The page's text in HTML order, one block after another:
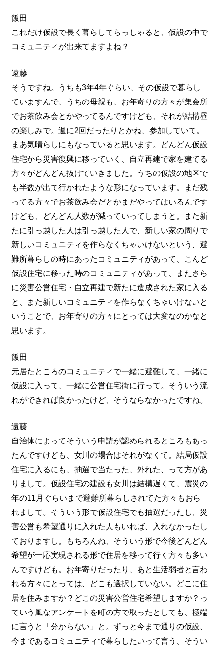
飯田
これだけ仮設で長く暮らしてらっしゃると、仮設の中で
コミュニティが出来てますよね？
遠藤
そうですね。うちも3年4年ぐらい、その仮設で暮らし
ていますんで、うちの母親も、お年寄りの方々が集会所
でお茶飲み会とかやってるんですけども、それが結構昼
の楽しみで。週に2回だったりとかね、参加していて。
まあ気晴らしにもなっていると思います。どんどん仮設
住宅から災害復興に移っていく、自立再建で家を建てる
方々がどんどん抜けていきました。うちの仮設の地区で
も半数が出て行かれたような形になっています。まだ残
ってる方々でお茶飲み会だとかまだやってはいるんです
けども、どんどん人数が減っていってしまうと。また新
たに引っ越した人は引っ越した人で、新しい家の周りで
新しいコミュニティを作らなくちゃいけないという、避
難所暮らしの時にあったコミュニティがあって、こんど
仮設住宅に移った時のコミュニティがあって、またさら
に災害公営住宅・自立再建で新たに造成された家に入る
と、また新しいコミュニティを作らなくちゃいけないと
いうことで、お年寄りの方々にとっては大変なのかなと
思います。
飯田
元居たところのコミュニティで一緒に避難して、一緒に
仮設に入って、一緒に公営住宅街に行って。そういう流
れができれば良かったけど、そうならなかったですね。
遠藤
自治体によってそういう申請が認められるところもあっ
たんですけども、女川の場合はそれがなくて。結局仮設
住宅に入るにも、抽選で当たった、外れた、って方があ
りまして。仮設住宅の建設も女川は結構遅くて、震災の
年の11月ぐらいまで避難所暮らしされてた方々もおら
れまして。そういう形で仮設住宅でも抽選だったし、災
害公営も希望通りに入れた人もいれば、入れなかったし
ておりますし。もちろんね、そういう形で今後どんどん
希望が一応実現される形で住居を移って行く方々も多い
んですけども。お年寄りだったり、あと生活弱者と言わ
れる方々にとっては、どこも選択していない。どこに住
居を住みますか？どこの災害公営住宅希望しますか？っ
ていう風なアンケートを町の方で取ったとしても、極端
に言うと「分からない」と。ずっと今まで通りの仮設、
今まであるコミュニティで暮らしたいって言う、そうい